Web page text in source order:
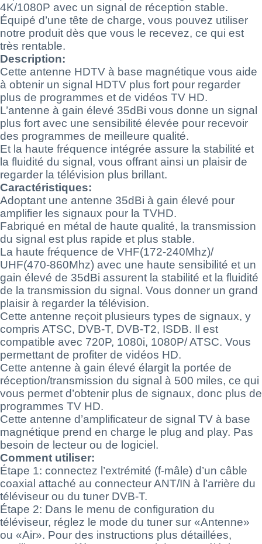
4K/1080P avec un signal de réception stable.
Équipé d’une tête de charge, vous pouvez utiliser
notre produit dès que vous le recevez, ce qui est
très rentable.
Description:
Cette antenne HDTV à base magnétique vous aide
à obtenir un signal HDTV plus fort pour regarder
plus de programmes et de vidéos TV HD.
L’antenne à gain élevé 35dBi vous donne un signal
plus fort avec une sensibilité élevée pour recevoir
des programmes de meilleure qualité.
Et la haute fréquence intégrée assure la stabilité et
la fluidité du signal, vous offrant ainsi un plaisir de
regarder la télévision plus brillant.
Caractéristiques:
Adoptant une antenne 35dBi à gain élevé pour
amplifier les signaux pour la TVHD.
Fabriqué en métal de haute qualité, la transmission
du signal est plus rapide et plus stable.
La haute fréquence de VHF(172-240Mhz)/
UHF(470-860Mhz) avec une haute sensibilité et un
gain élevé de 35dBi assurent la stabilité et la fluidité
de la transmission du signal. Vous donner un grand
plaisir à regarder la télévision.
Cette antenne reçoit plusieurs types de signaux, y
compris ATSC, DVB-T, DVB-T2, ISDB. Il est
compatible avec 720P, 1080i, 1080P/ ATSC. Vous
permettant de profiter de vidéos HD.
Cette antenne à gain élevé élargit la portée de
réception/transmission du signal à 500 miles, ce qui
vous permet d’obtenir plus de signaux, donc plus de
programmes TV HD.
Cette antenne d’amplificateur de signal TV à base
magnétique prend en charge le plug and play. Pas
besoin de lecteur ou de logiciel.
Comment utiliser:
Étape 1: connectez l’extrémité (f-mâle) d’un câble
coaxial attaché au connecteur ANT/IN à l’arrière du
téléviseur ou du tuner DVB-T.
Étape 2: Dans le menu de configuration du
téléviseur, réglez le mode du tuner sur «Antenne»
ou «Air». Pour des instructions plus détaillées,